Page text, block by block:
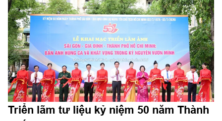
Triển lãm tư liệu kỷ niệm 50 năm Thành